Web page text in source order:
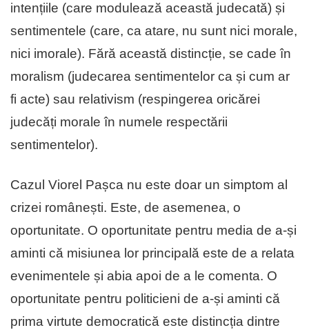
intențiile (care modulează această judecată) și
sentimentele (care, ca atare, nu sunt nici morale,
nici imorale). Fără această distincție, se cade în
moralism (judecarea sentimentelor ca și cum ar
fi acte) sau relativism (respingerea oricărei
judecăți morale în numele respectării
sentimentelor).
Cazul Viorel Pașca nu este doar un simptom al
crizei românești. Este, de asemenea, o
oportunitate. O oportunitate pentru media de a-și
aminti că misiunea lor principală este de a relata
evenimentele și abia apoi de a le comenta. O
oportunitate pentru politicieni de a-și aminti că
prima virtute democratică este distincția dintre